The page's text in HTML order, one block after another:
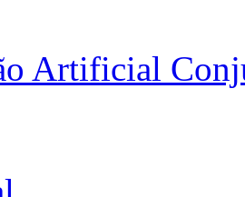
Artificial